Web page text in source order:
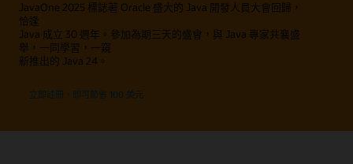
JavaOne 2025 標誌著 Oracle 盛大的 Java 開發人員大會回歸，
恰逢
Java 成立 30 週年。參加為期三天的盛會，與 Java 專家共襄盛
舉，一同學習，一窺
新推出的 Java 24。
立即註冊，即可節省 100 美元